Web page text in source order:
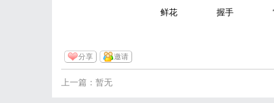
鲜花 握手
分享 邀请
上一篇：暂无